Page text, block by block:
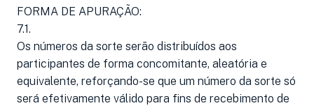
FORMA DE APURAÇÃO:
7.1.
Os números da sorte serão distribuídos aos
participantes de forma concomitante, aleatória e
equivalente, reforçando-se que um número da sorte só
será efetivamente válido para fins de recebimento de